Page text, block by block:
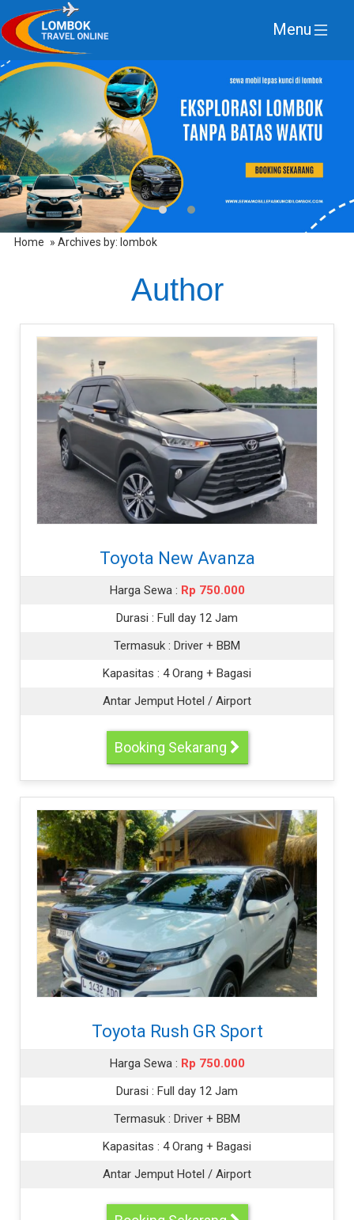
Menu
Home » Archives by: lombok
Author
Toyota New Avanza
Harga Sewa : Rp 750.000
Durasi : Full day 12 Jam
Termasuk : Driver + BBM
Kapasitas : 4 Orang + Bagasi
Antar Jemput Hotel / Airport
Booking Sekarang
Toyota Rush GR Sport
Harga Sewa : Rp 750.000
Durasi : Full day 12 Jam
Termasuk : Driver + BBM
Kapasitas : 4 Orang + Bagasi
Antar Jemput Hotel / Airport